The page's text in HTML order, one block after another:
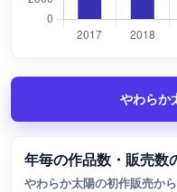
やわらか
年毎の作品数・販売数
やわらか太陽の初作販売か